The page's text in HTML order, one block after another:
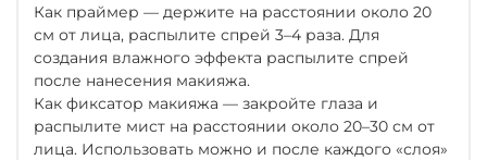
Как праймер — держите на расстоянии около 20
см от лица, распылите спрей 3–4 раза. Для
создания влажного эффекта распылите спрей
после нанесения макияжа.
Как фиксатор макияжа — закройте глаза и
распылите мист на расстоянии около 20–30 см от
лица. Использовать можно и после каждого «слоя»